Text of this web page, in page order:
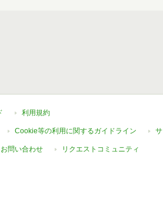
利用規約
Cookie等の利用に関するガイドライン
問い合わせ リクエストコミュニティ